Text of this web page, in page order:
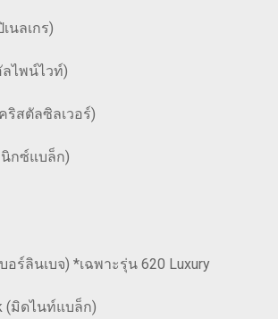
นลเกร)
ไพน์ไวท์)
ริสตัลซิลเวอร์)
นิกซ์แบล็ก)
ร์ลินเบจ) *เฉพาะรุ่น 620 Luxury
(มิดไนท์แบล็ก)